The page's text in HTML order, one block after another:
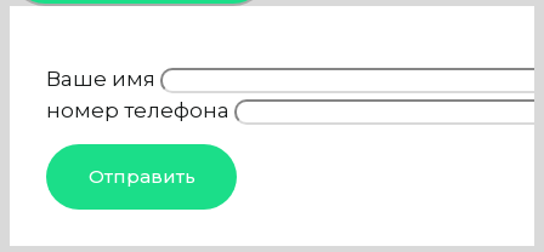
Ваше имя
номер телефона